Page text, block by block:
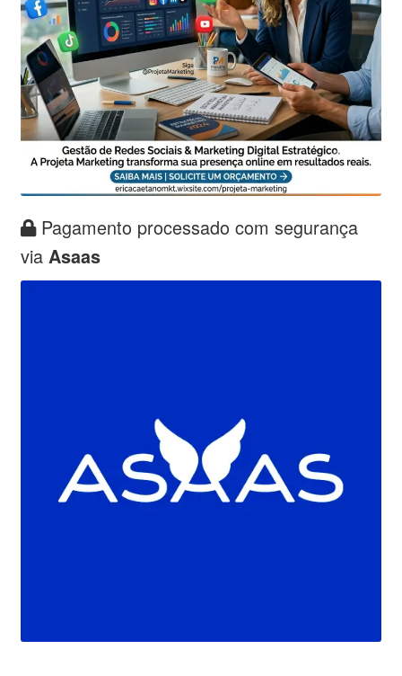
Pagamento processado com segurança
via Asaas